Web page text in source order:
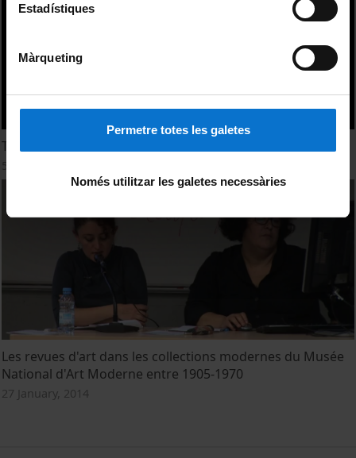
Estadístiques
Màrqueting
Permetre totes les galetes
Només utilitzar les galetes necessàries
The emergence of artistic multitude
Les revues d'art dans les collections modernes du Musée
National d'Art Moderne entre 1905-1970
27 January, 2014